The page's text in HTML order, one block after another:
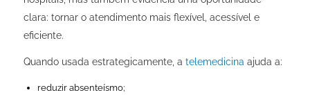
clara: tornar o atendimento mais flexível, acessível e
eficiente.
Quando usada estrategicamente, a telemedicina ajuda a:
reduzir absenteísmo;